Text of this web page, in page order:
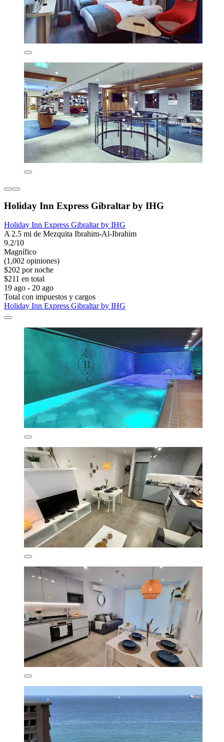
Holiday Inn Express Gibraltar by IHG
Holiday Inn Express Gibraltar by IHG
A 2.5 mi de Mezquita Ibrahim-Al-Ibrahim
9.2/10
Magnífico
(1,002 opiniones)
$202 por noche
$211 en total
19 ago - 20 ago
Total con impuestos y cargos
Holiday Inn Express Gibraltar by IHG